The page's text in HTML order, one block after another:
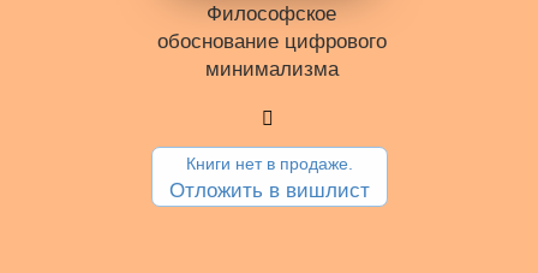
Философское
обоснование цифрового
минимализма
Книги нет в продаже.
Отложить в вишлист